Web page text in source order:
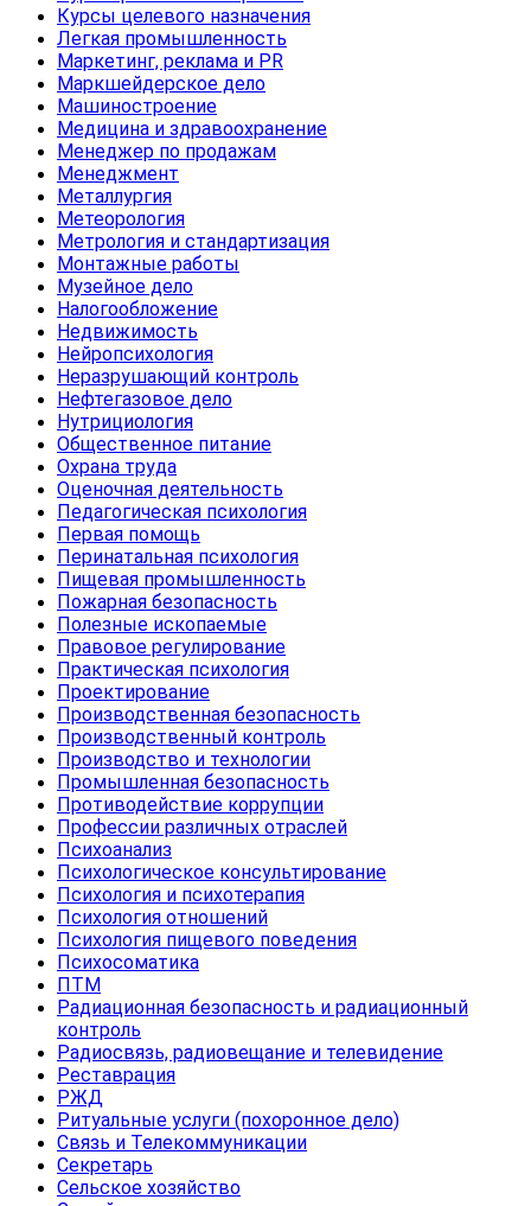
Курсы целевого назначения
Легкая промышленность
Маркетинг, реклама и PR
Маркшейдерское дело
Машиностроение
Медицина и здравоохранение
Менеджер по продажам
Менеджмент
Металлургия
Метеорология
Метрология и стандартизация
Монтажные работы
Музейное дело
Налогообложение
Недвижимость
Нейропсихология
Неразрушающий контроль
Нефтегазовое дело
Нутрициология
Общественное питание
Охрана труда
Оценочная деятельность
Педагогическая психология
Первая помощь
Перинатальная психология
Пищевая промышленность
Пожарная безопасность
Полезные ископаемые
Правовое регулирование
Практическая психология
Проектирование
Производственная безопасность
Производственный контроль
Производство и технологии
Промышленная безопасность
Противодействие коррупции
Профессии различных отраслей
Психоанализ
Психологическое консультирование
Психология и психотерапия
Психология отношений
Психология пищевого поведения
Психосоматика
ПТМ
Радиационная безопасность и радиационный
контроль
Радиосвязь, радиовещание и телевидение
Реставрация
РЖД
Ритуальные услуги (похоронное дело)
Связь и Телекоммуникации
Секретарь
Сельское хозяйство